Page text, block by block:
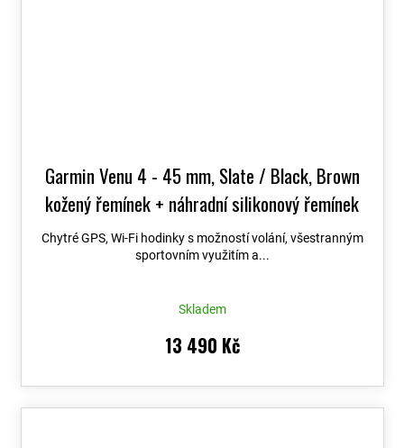
Garmin Venu 4 - 45 mm, Slate / Black, Brown
kožený řemínek + náhradní silikonový řemínek
010-03014-03
Chytré GPS, Wi-Fi hodinky s možností volání, všestranným
sportovním využitím a...
Skladem
13 490 Kč